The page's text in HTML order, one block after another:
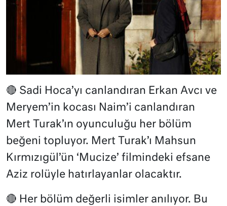
🔴 Sadi Hoca’yı canlandıran Erkan Avcı ve
Meryem’in kocası Naim’i canlandıran
Mert Turak’ın oyunculuğu her bölüm
beğeni topluyor. Mert Turak’ı Mahsun
Kırmızıgül’ün ‘Mucize’ filmindeki efsane
Aziz rolüyle hatırlayanlar olacaktır.
🔴 Her bölüm değerli isimler anılıyor. Bu